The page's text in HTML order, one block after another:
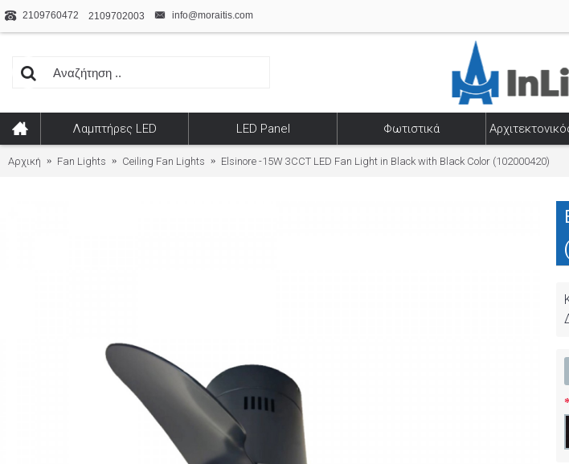
2109760472 2109702003 info@moraitis.com
Λαμπτήρες LED LED Panel Φωτιστικά
Αρχική Fan Lights Ceiling Fan Lights Elsinore -15W 3CCT LED Fan Light in Black with Black Color (102000420)